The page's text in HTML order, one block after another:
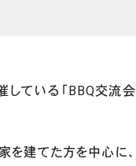
ている「BBQ交流会
を建てた方を中心に